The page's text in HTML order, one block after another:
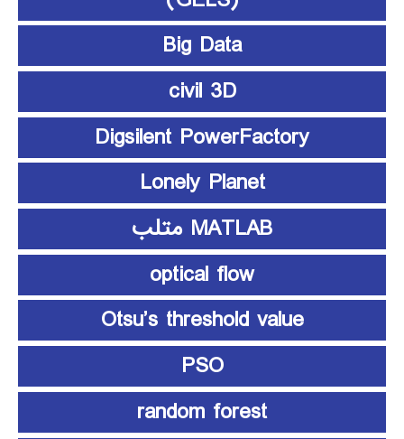
Big Data
civil 3D
Digsilent PowerFactory
Lonely Planet
MATLAB متلب
optical flow
Otsu’s threshold value
PSO
random forest